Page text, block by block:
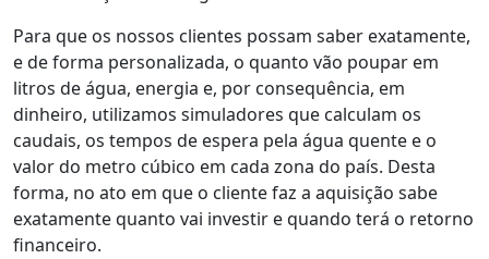
Para que os nossos clientes possam saber exatamente,
e de forma personalizada, o quanto vão poupar em
litros de água, energia e, por consequência, em
dinheiro, utilizamos simuladores que calculam os
caudais, os tempos de espera pela água quente e o
valor do metro cúbico em cada zona do país. Desta
forma, no ato em que o cliente faz a aquisição sabe
exatamente quanto vai investir e quando terá o retorno
financeiro.